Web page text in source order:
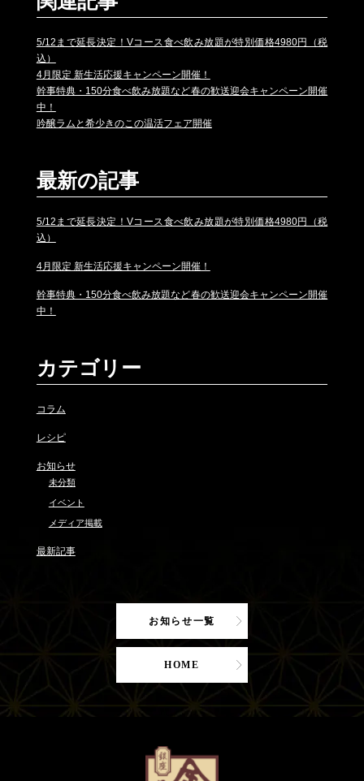
5/12まで延長決定！Vコース食べ飲み放題が特別価格4980円（税
込）
4月限定 新生活応援キャンペーン開催！
幹事特典・150分食べ飲み放題など春の歓送迎会キャンペーン開催
中！
吟醸ラムと希少きのこの温活フェア開催
最新の記事
5/12まで延長決定！Vコース食べ飲み放題が特別価格4980円（税
込）
4月限定 新生活応援キャンペーン開催！
幹事特典・150分食べ飲み放題など春の歓送迎会キャンペーン開催
中！
カテゴリー
コラム
レシピ
お知らせ
未分類
イベント
メディア掲載
最新記事
お知らせ一覧
HOME